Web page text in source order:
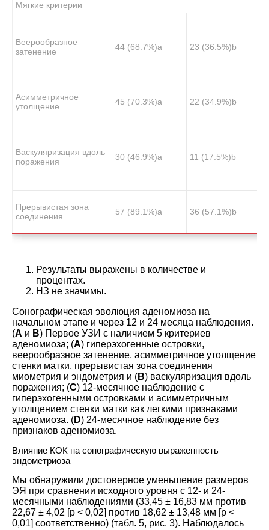
Мягкие критерии
Веерообразное
затенение
44 (68.7%)a 23 (36.5%)b
Асимметричное
утолщение
45 (70.3%)a 22 (34.9%)b
Васкуляризация вдоль
поражения
30 (46.9%)a 11 (17.5%)b
Прерывистая зона
соединения
57 (89.1%)a 36 (57.1%)b
Результаты выражены в количестве и
процентах.
НЗ не значимы.
Сонографическая эволюция аденомиоза на
начальном этапе и через 12 и 24 месяца наблюдения.
(A и B) Первое УЗИ с наличием 5 критериев
аденомиоза; (A) гиперэхогенные островки,
веерообразное затенение, асимметричное утолщение
стенки матки, прерывистая зона соединения
миометрия и эндометрия и (B) васкуляризация вдоль
поражения; (C) 12-месячное наблюдение с
гиперэхогенными островками и асимметричным
утолщением стенки матки как легкими признаками
аденомиоза. (D) 24-месячное наблюдение без
признаков аденомиоза.
Влияние КОК на сонографическую выраженность
эндометриоза
Мы обнаружили достоверное уменьшение размеров
ЭЯ при сравнении исходного уровня с 12- и 24-
месячными наблюдениями (33,45 ± 16,83 мм против
22,67 ± 4,02 [p < 0,02] против 18,62 ± 13,48 мм [p <
0,01] соответственно) (табл. 5, рис. 3). Наблюдалось